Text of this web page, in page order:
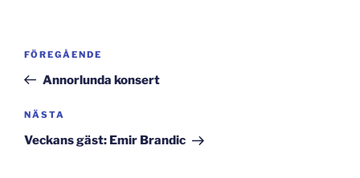
Inläggsnavigering
Föregående
inlägg
FÖREGÅENDE
Annorlunda konsert
Nästa
inlägg
NÄSTA
Veckans gäst: Emir Brandic